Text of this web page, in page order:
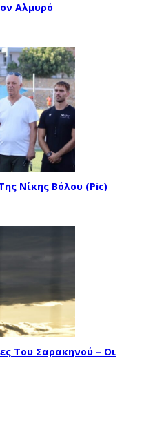
Αλμυρό
Νίκης Βόλου (pic)
Του Σαρακηνού – Οι